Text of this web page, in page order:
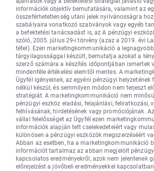
információk objektív bemutatására, valamint az
összeférhetetlenség utáni jelek nyilvánosságra
szabályaira vonatkozó szabványok vagy egyéb
a befektetési tanácsadást is, az A pénzügyi
szóló, 2005. július 29-i törvény (azaz a 2019. évi
tétel). Ezen marketingkommunikáció a
tárgyilagossággal készült, bemutatja azokat a
szerző számára a készítés időpontjában ismertek
mindenféle értékelési elemtől mentes. A
Ügyfél igényeinek, az egyéni pénzügyi helyzetének
nélkül készül, és semmilyen módon nem terjeszt
stratégiát. A marketingkommunikáció nem
pénzügyi eszköz eladási, felajánlási, feliratkozási,
felhívásának, hirdetésének vagy promóciójának.
vállal felelősséget az Ügyfél ezen
információk alapján tett cselekedeteiért vagy
különösen a pénzügyi eszközök megszerzéséért
Abban az esetben, ha a marketingkommunikáció
információt tartalmaz az abban megjelölt
kapcsolatos eredményekről, azok nem jelentenek
előrejelzést a jövőbeli eredményekkel